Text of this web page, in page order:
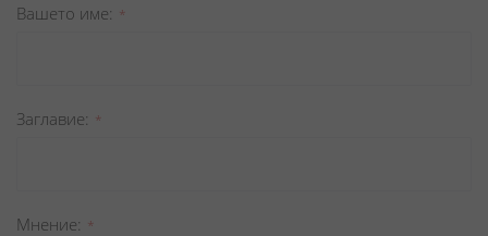
star
stars
stars
stars
stars
Вашето име
Заглавиe
Мнение